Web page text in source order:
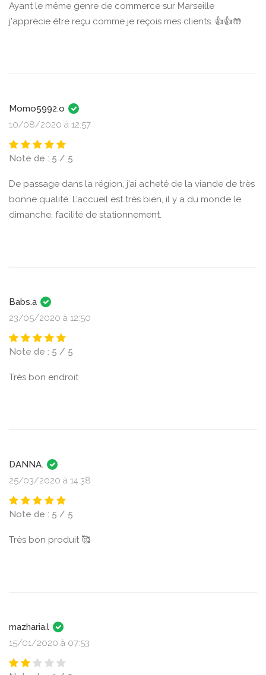
Ayant le même genre de commerce sur Marseille
j'apprécie être reçu comme je reçois mes clients. 👍👍🤲
Momo5992.o
10/08/2020 à 12:57
Note de : 5 / 5
De passage dans la région, j’ai acheté de la viande de très
bonne qualité. L’accueil est très bien, il y a du monde le
dimanche, facilité de stationnement.
Babs.a
23/05/2020 à 12:50
Note de : 5 / 5
Très bon endroit
DANNA.
25/03/2020 à 14:38
Note de : 5 / 5
Très bon produit 🥰
mazharia.l
15/01/2020 à 07:53